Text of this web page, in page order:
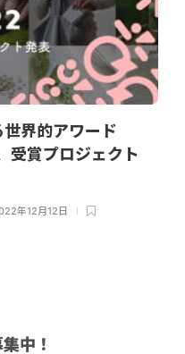
界的アワード
受賞プロジェクト
年12月12日
中！